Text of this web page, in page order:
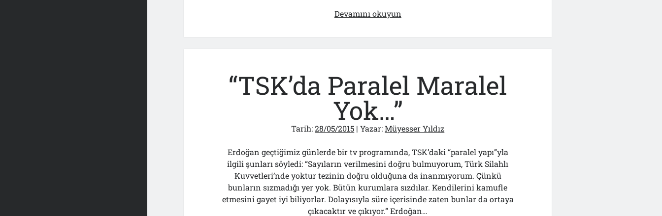
Devamını okuyun
“TSK’da Paralel Maralel
Yok…”
Tarih:28/05/2015 | Yazar:Müyesser Yıldız
Erdoğan geçtiğimiz günlerde bir tv programında, TSK’daki “paralel yapı”yla
ilgili şunları söyledi: “Sayıların verilmesini doğru bulmuyorum, Türk Silahlı
Kuvvetleri’nde yoktur tezinin doğru olduğuna da inanmıyorum. Çünkü
bunların sızmadığı yer yok. Bütün kurumlara sızdılar. Kendilerini kamufle
etmesini gayet iyi biliyorlar. Dolayısıyla süre içerisinde zaten bunlar da ortaya
çıkacaktır ve çıkıyor.” Erdoğan…